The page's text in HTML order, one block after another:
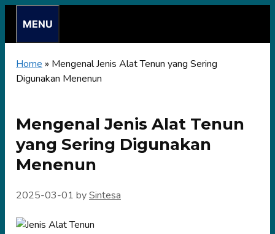
content
MENU
Home » Mengenal Jenis Alat Tenun yang Sering
Digunakan Menenun
Mengenal Jenis Alat Tenun
yang Sering Digunakan
Menenun
2025-03-01 bySintesa